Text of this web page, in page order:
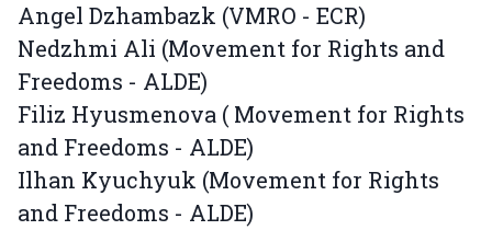
Angel Dzhambazk (VMRO - ECR)
Nedzhmi Ali (Movement for Rights and
Freedoms - ALDE)
Filiz Hyusmenova ( Movement for Rights
and Freedoms - ALDE)
Ilhan Kyuchyuk (Movement for Rights
and Freedoms - ALDE)